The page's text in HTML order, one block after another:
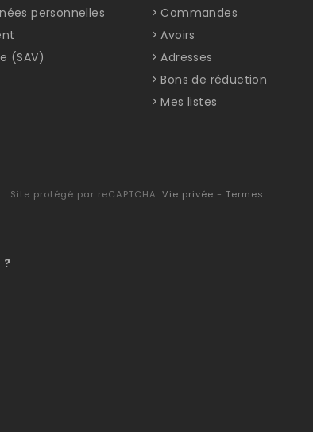
personnelles
(SAV)
Commandes
Avoirs
Adresses
Bons de réduction
Mes listes
Site protégé par reCAPTCHA. Vie privée - Termes